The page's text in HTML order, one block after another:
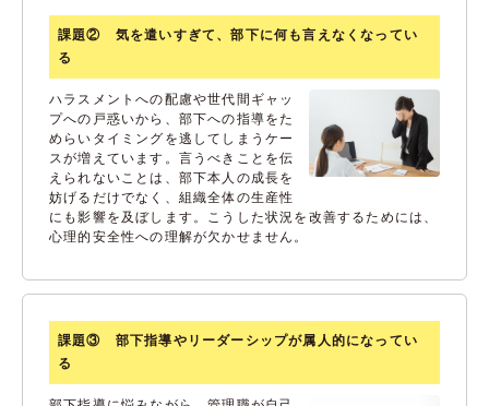
課題② 気を遣いすぎて、部下に何も言えなくなってい
る
ハラスメントへの配慮や世代間ギャッ
プへの戸惑いから、部下への指導をた
めらいタイミングを逃してしまうケー
スが増えています。言うべきことを伝
えられないことは、部下本人の成長を
妨げるだけでなく、組織全体の生産性
にも影響を及ぼします。こうした状況を改善するためには、
心理的安全性への理解が欠かせません。
課題③ 部下指導やリーダーシップが属人的になってい
る